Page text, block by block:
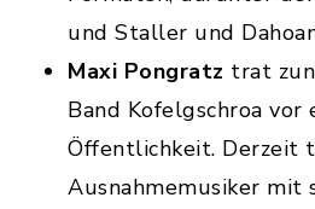
und Staller und
Maxi Pongratz trat
Band Kofelgschroa vor
Öffentlichkeit. Derzeit
Ausnahmemusiker mit